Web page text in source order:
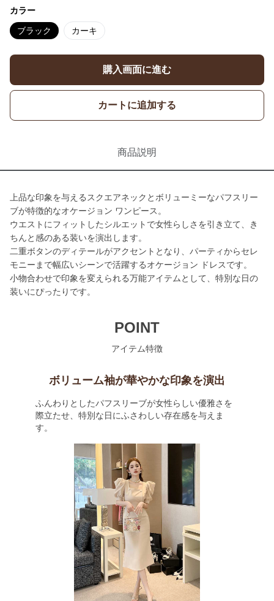
カラー
ブラック カーキ
購入画面に進む
カートに追加する
商品説明
上品な印象を与えるスクエアネックとボリューミーなパフスリー
ブが特徴的なオケージョン ワンピース。
ウエストにフィットしたシルエットで女性らしさを引き立て、き
ちんと感のある装いを演出します。
二重ボタンのディテールがアクセントとなり、パーティからセレ
モニーまで幅広いシーンで活躍するオケージョン ドレスです。
小物合わせで印象を変えられる万能アイテムとして、特別な日の
装いにぴったりです。
POINT
アイテム特徴
ボリューム袖が華やかな印象を演出
ふんわりとしたパフスリーブが女性らしい優雅さを
際立たせ、特別な日にふさわしい存在感を与えま
す。